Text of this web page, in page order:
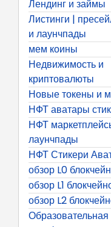
Лендинг и займы
Листинги |
и лаунчпады
мем коины
Недвижимость и
криптовалюты
Новые токены и
НФТ аватары
НФТ
лаунчпады
НФТ Стикери
обзор L0
обзор L1
обзор L2